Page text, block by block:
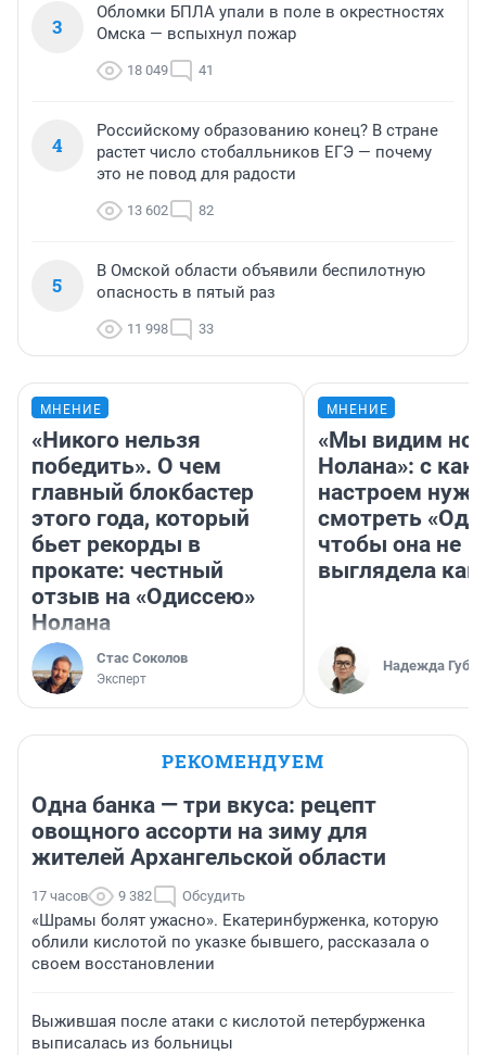
3
Обломки БПЛА упали в поле в окрестностях
Омска — вспыхнул пожар
18 049 41
4
Российскому образованию конец? В стране
растет число стобалльников ЕГЭ — почему
это не повод для радости
13 602 82
5
В Омской области объявили беспилотную
опасность в пятый раз
11 998 33
МНЕНИЕ
«Никого нельзя
победить». О чем
главный блокбастер
этого года, который
бьет рекорды в
прокате: честный
отзыв на «Одиссею»
Нолана
Стас Соколов
Эксперт
МНЕНИЕ
«Мы видим
Нолана»: с
настроем
смотреть
чтобы она не
выглядела как
Надежда
РЕКОМЕНДУЕМ
Одна банка — три вкуса: рецепт
овощного ассорти на зиму для
жителей Архангельской области
17 часов 9 382 Обсудить
«Шрамы болят ужасно». Екатеринбурженка, которую
облили кислотой по указке бывшего, рассказала о
своем восстановлении
Выжившая после атаки с кислотой петербурженка
выписалась из больницы